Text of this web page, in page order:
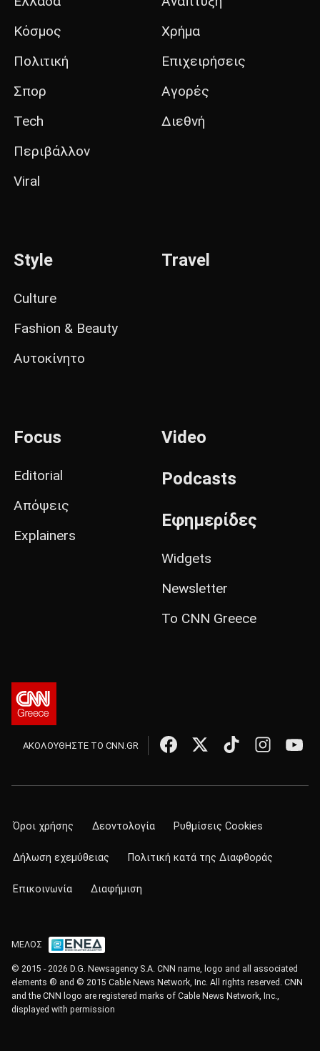
Κόσμος
Πολιτική
Σπορ
Tech
Περιβάλλον
Viral
Χρήμα
Επιχειρήσεις
Αγορές
Διεθνή
Style
Culture
Fashion & Beauty
Αυτοκίνητο
Travel
Focus
Editorial
Απόψεις
Explainers
Video
Podcasts
Εφημερίδες
Widgets
Newsletter
Το CNN Greece
ΑΚΟΛΟΥΘΗΣΤΕ ΤΟ CNN.GR
Όροι χρήσης Δεοντολογία Ρυθμίσεις Cookies
Δήλωση εχεμύθειας Πολιτική κατά της Διαφθοράς
Επικοινωνία Διαφήμιση
ΜΕΛΟΣ
© 2015 - 2026 D.G. Newsagency S.A. CNN name, logo and all associated
elements ® and © 2015 Cable News Network, Inc. All rights reserved. CNN
and the CNN logo are registered marks of Cable News Network, Inc.,
displayed with permission